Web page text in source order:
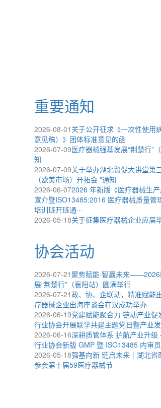
重要通知
2026-08-01 关于公开征求《一次性使用
意见稿）》团体标准意见的函
2026-07-09医疗器械强基发展“荆楚行”
知
2026-07-09关于举办湖北贸促大讲堂第
（欧美市场）开拓会 "通知
2026-06-072026 年新版《医疗器械生产
宣介暨ISO13485:2016 医疗器械质量管
培训班开班通···
2026-05-18关于征集医疗器械企业应届
协会活动
2026-07-21聚势赋能·智赢未来——2026
展“荆楚行”（襄阳站）圆满举行
2026-07-21政、协、企联动，精准赋
疗器械企业出海座谈会在汉成功举办
2026-06-19党建赋能聚合力 链动产业
行业协会开展联学共建主题党日暨产业
2026-06-16深耕质管体系 护航产业升
行业协会新版 GMP 暨 ISO13485 内审
2026-05-18强基向新 链启未来｜湖北省
参会第十届59医疗器械节